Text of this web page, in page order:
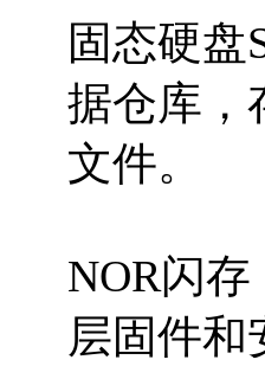
固态硬盘
据仓库，
文件。
NOR闪
层固件和